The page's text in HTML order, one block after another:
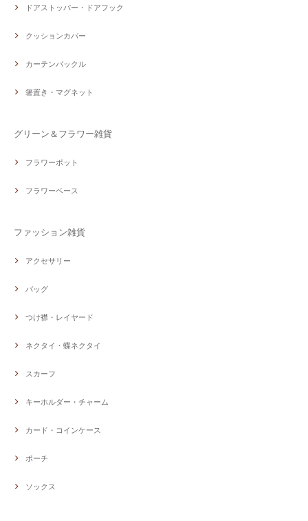
ドアストッパー・ドアフック
クッションカバー
カーテンバックル
箸置き・マグネット
グリーン＆フラワー雑貨
フラワーポット
フラワーベース
ファッション雑貨
アクセサリー
バッグ
つけ襟・レイヤード
ネクタイ・蝶ネクタイ
スカーフ
キーホルダー・チャーム
カード・コインケース
ポーチ
ソックス